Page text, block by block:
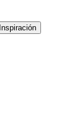
Inspiración